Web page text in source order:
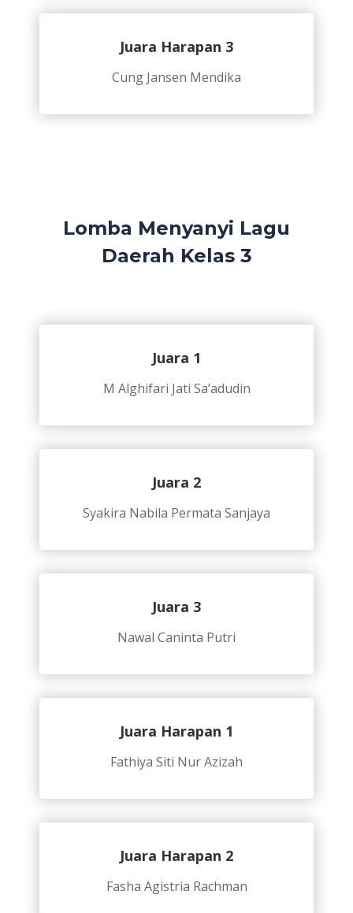
Juara Harapan 3
Cung Jansen Mendika
Lomba Menyanyi Lagu
Daerah Kelas 3
Juara 1
M Alghifari Jati Sa’adudin
Juara 2
Syakira Nabila Permata Sanjaya
Juara 3
Nawal Caninta Putri
Juara Harapan 1
Fathiya Siti Nur Azizah
Juara Harapan 2
Fasha Agistria Rachman